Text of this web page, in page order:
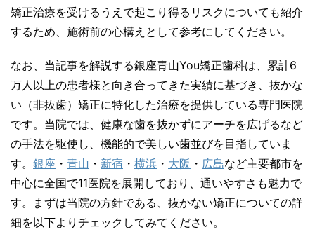
矯正治療を受けるうえで起こり得るリスクについても紹介
するため、施術前の心構えとして参考にしてください。
なお、当記事を解説する銀座青山You矯正歯科は、累計6
万人以上の患者様と向き合ってきた実績に基づき、抜かな
い（非抜歯）矯正に特化した治療を提供している専門医院
です。当院では、健康な歯を抜かずにアーチを広げるなど
の手法を駆使し、機能的で美しい歯並びを目指していま
す。 銀座 ・ 青山 ・ 新宿 ・ 横浜 ・ 大阪 ・ 広島など主要都市を
中心に全国で11医院を展開しており、通いやすさも魅力で
す。まずは当院の方針である、抜かない矯正についての詳
細を以下よりチェックしてみてください。